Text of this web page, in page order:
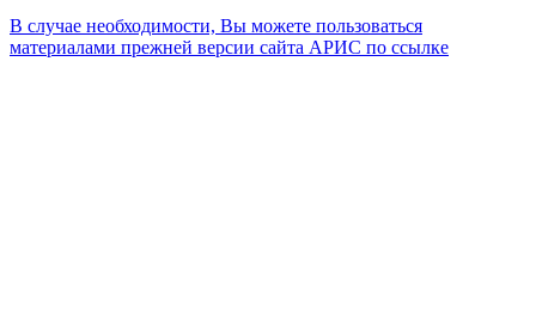
В случае необходимости, Вы можете пользоваться
материалами прежней версии сайта АРИС по ссылке